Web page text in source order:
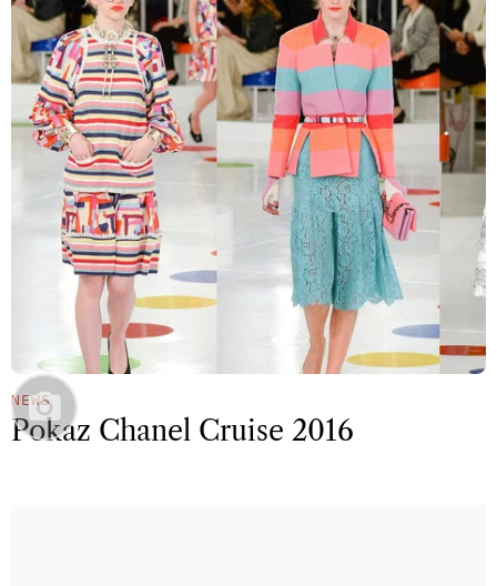
NEWS
Pokaz Chanel Cruise 2016